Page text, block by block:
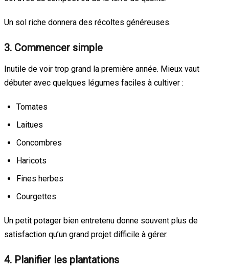
Un sol riche donnera des récoltes généreuses.
3. Commencer simple
Inutile de voir trop grand la première année. Mieux vaut
débuter avec quelques légumes faciles à cultiver :
Tomates
Laitues
Concombres
Haricots
Fines herbes
Courgettes
Un petit potager bien entretenu donne souvent plus de
satisfaction qu’un grand projet difficile à gérer.
4. Planifier les plantations